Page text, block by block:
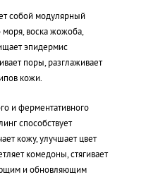
собой модулярный
моря, воска жожоба,
эпидермис
поры, разглаживает
кожи.
и ферментативного
способствует
кожу, улучшает цвет
комедоны, стягивает
и обновляющим